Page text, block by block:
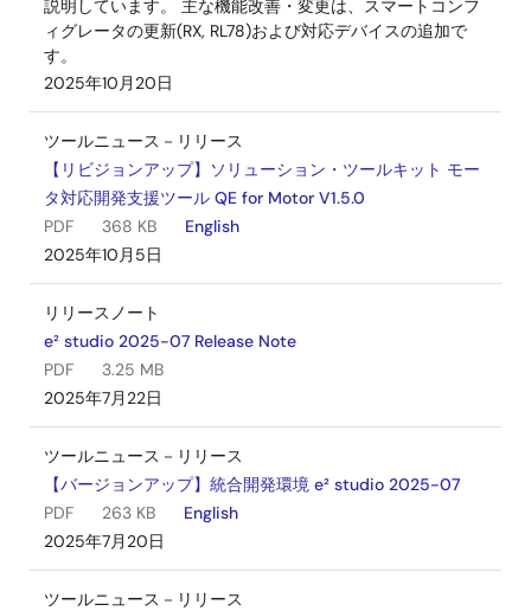
説明しています。 主な機能改善・変更は、スマートコンフ
ィグレータの更新(RX, RL78)および対応デバイスの追加で
す。
2025年10月20日
ツールニュース－リリース
【リビジョンアップ】ソリューション・ツールキット モー
タ対応開発支援ツール QE for Motor V1.5.0
PDF
368 KB
English
2025年10月5日
リリースノート
e² studio 2025-07 Release Note
PDF
3.25 MB
2025年7月22日
ツールニュース－リリース
【バージョンアップ】統合開発環境 e² studio 2025-07
PDF
263 KB
English
2025年7月20日
ツールニュース－リリース